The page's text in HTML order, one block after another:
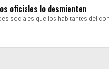
oficiales lo desmienten
sociales que los habitantes del